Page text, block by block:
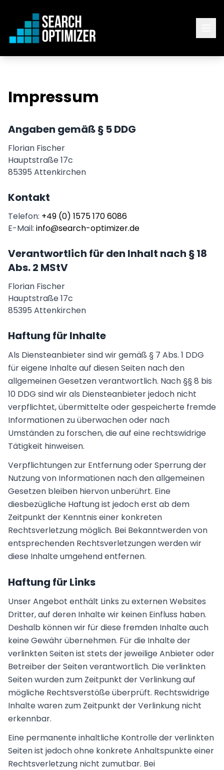
Impressum
Angaben gemäß § 5 DDG
Florian Fischer
Hauptstraße 17c
85395 Attenkirchen
Kontakt
Telefon: +49 (0) 1575 170 6086
E-Mail: info@search-optimizer.de
Verantwortlich für den Inhalt nach § 18
Abs. 2 MStV
Florian Fischer
Hauptstraße 17c
85395 Attenkirchen
Haftung für Inhalte
Als Diensteanbieter sind wir gemäß § 7 Abs. 1 DDG
für eigene Inhalte auf diesen Seiten nach den
allgemeinen Gesetzen verantwortlich. Nach §§ 8 bis
10 DDG sind wir als Diensteanbieter jedoch nicht
verpflichtet, übermittelte oder gespeicherte fremde
Informationen zu überwachen oder nach
Umständen zu forschen, die auf eine rechtswidrige
Tätigkeit hinweisen.
Verpflichtungen zur Entfernung oder Sperrung der
Nutzung von Informationen nach den allgemeinen
Gesetzen bleiben hiervon unberührt. Eine
diesbezügliche Haftung ist jedoch erst ab dem
Zeitpunkt der Kenntnis einer konkreten
Rechtsverletzung möglich. Bei Bekanntwerden von
entsprechenden Rechtsverletzungen werden wir
diese Inhalte umgehend entfernen.
Haftung für Links
Unser Angebot enthält Links zu externen Websites
Dritter, auf deren Inhalte wir keinen Einfluss haben.
Deshalb können wir für diese fremden Inhalte auch
keine Gewähr übernehmen. Für die Inhalte der
verlinkten Seiten ist stets der jeweilige Anbieter oder
Betreiber der Seiten verantwortlich. Die verlinkten
Seiten wurden zum Zeitpunkt der Verlinkung auf
mögliche Rechtsverstöße überprüft. Rechtswidrige
Inhalte waren zum Zeitpunkt der Verlinkung nicht
erkennbar.
Eine permanente inhaltliche Kontrolle der verlinkten
Seiten ist jedoch ohne konkrete Anhaltspunkte einer
Rechtsverletzung nicht zumutbar. Bei